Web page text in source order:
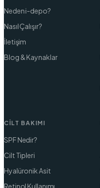
Neden i-depo?
Nasıl Çalışır?
İletişim
Blog & Kaynaklar
CILT BAKIMI
SPF Nedir?
Cilt Tipleri
Hyalüronik Asit
Retinol Kullanımı